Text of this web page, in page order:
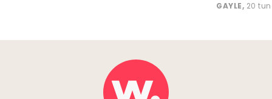
GAYLE, 20